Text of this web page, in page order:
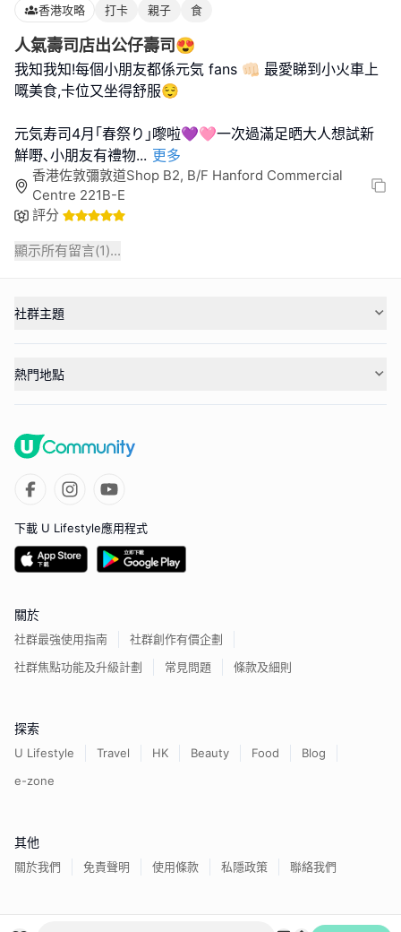
香港攻略 打卡 親子 食
人氣壽司店出公仔壽司😍
我知我知!每個小朋友都係元気 fans 👊🏻 最愛睇到小火車上
嘅美食,卡位又坐得舒服😌
元気寿司4月｢春祭り｣嚟啦💜🩷一次過滿足晒大人想試新
鮮嘢､小朋友有禮物... 更多
香港佐敦彌敦道Shop B2, B/F Hanford Commercial
Centre 221B-E
評分
顯示所有留言(1)...
社群主題
熱門地點
下載 U Lifestyle應用程式
關於
社群最強使用指南
社群創作有價企劃
社群焦點功能及升級計劃
常見問題 條款及細則
探索
U Lifestyle Travel HK Beauty Food
Blog
e-zone
其他
關於我們 免責聲明 使用條款 私隱政策 聯絡我們